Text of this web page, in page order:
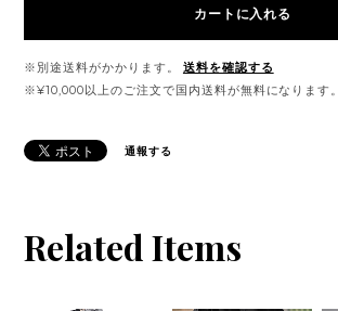
カートに入れる
※別途送料がかかります。
送料を確認する
※¥10,000以上のご注文で国内送料が無料になります。
通報する
Related Items